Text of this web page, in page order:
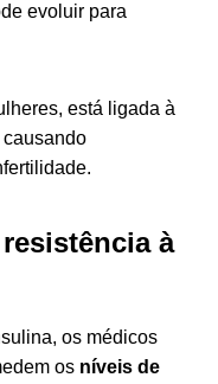
evoluir para
está ligada à
à
os médicos
os níveis de